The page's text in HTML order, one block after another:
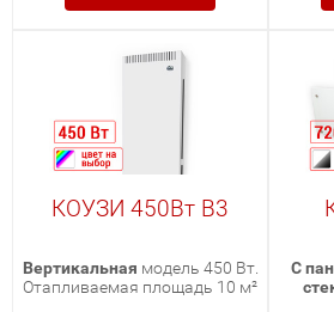
КОУЗИ 450Вт В3
Вертикальная модель 450 Вт.
Отапливаемая площадь 10 м²
С